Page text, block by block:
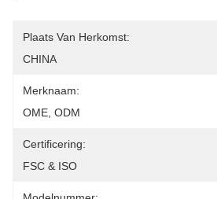
Plaats Van Herkomst:
CHINA
Merknaam:
OME, ODM
Certificering:
FSC & ISO